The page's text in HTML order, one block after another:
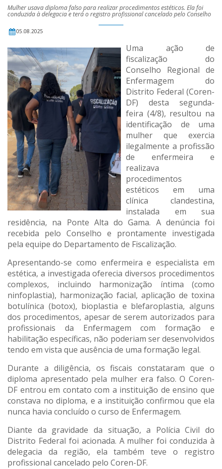
Mulher usava diploma falso para realizar procedimentos estéticos. Ela foi
conduzida à delegacia e terá o registro profissional cancelado pelo Conselho
05.08.2025
Uma ação de
fiscalização do
Conselho Regional de
Enfermagem do
Distrito Federal (Coren-
DF) desta segunda-
feira (4/8), resultou na
identificação de uma
mulher que exercia
ilegalmente a profissão
de enfermeira e
realizava
procedimentos
estéticos em uma
clínica clandestina,
instalada em sua
residência, na Ponte Alta do Gama. A denúncia foi
recebida pelo Conselho e prontamente investigada
pela equipe do Departamento de Fiscalização.
Apresentando-se como enfermeira e especialista em
estética, a investigada oferecia diversos procedimentos
complexos, incluindo harmonização íntima (como
ninfoplastia), harmonização facial, aplicação de toxina
botulínica (botox), bioplastia e blefaroplastia, alguns
dos procedimentos, apesar de serem autorizados para
profissionais da Enfermagem com formação e
habilitação específicas, não poderiam ser desenvolvidos
tendo em vista que ausência de uma formação legal.
Durante a diligência, os fiscais constataram que o
diploma apresentado pela mulher era falso. O Coren-
DF entrou em contato com a instituição de ensino que
constava no diploma, e a instituição confirmou que ela
nunca havia concluído o curso de Enfermagem.
Diante da gravidade da situação, a Polícia Civil do
Distrito Federal foi acionada. A mulher foi conduzida à
delegacia da região, ela também teve o registro
profissional cancelado pelo Coren-DF.